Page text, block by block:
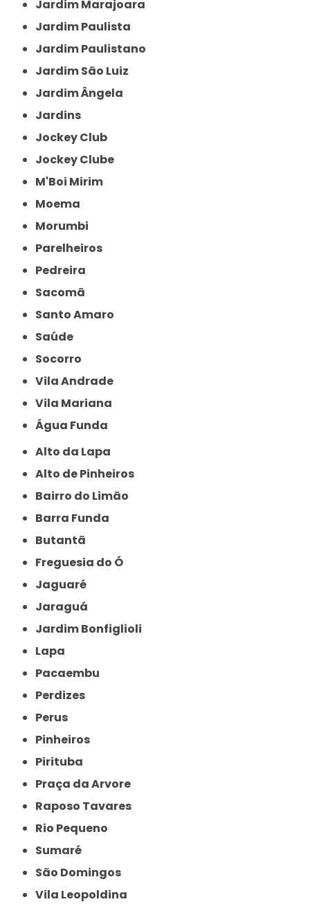
Jardim Marajoara
Jardim Paulista
Jardim Paulistano
Jardim São Luiz
Jardim Ângela
Jardins
Jockey Club
Jockey Clube
M'Boi Mirim
Moema
Morumbi
Parelheiros
Pedreira
Sacomã
Santo Amaro
Saúde
Socorro
Vila Andrade
Vila Mariana
Água Funda
Alto da Lapa
Alto de Pinheiros
Bairro do Limão
Barra Funda
Butantã
Freguesia do Ó
Jaguaré
Jaraguá
Jardim Bonfiglioli
Lapa
Pacaembu
Perdizes
Perus
Pinheiros
Pirituba
Praça da Arvore
Raposo Tavares
Rio Pequeno
Sumaré
São Domingos
Vila Leopoldina